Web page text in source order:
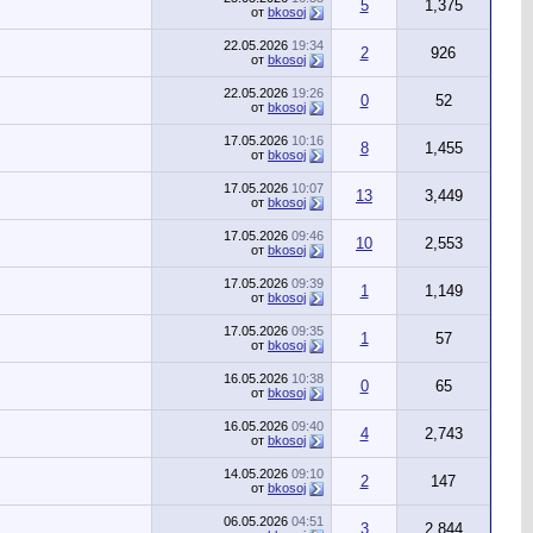
от bkosoj 5 1,375
22.05.2026 19:34
от bkosoj 2 926
22.05.2026 19:26
от bkosoj 0 52
17.05.2026 10:16
от bkosoj 8 1,455
17.05.2026 10:07
от bkosoj 13 3,449
17.05.2026 09:46
от bkosoj 10 2,553
17.05.2026 09:39
от bkosoj 1 1,149
17.05.2026 09:35
от bkosoj 1 57
16.05.2026 10:38
от bkosoj 0 65
16.05.2026 09:40
от bkosoj 4 2,743
14.05.2026 09:10
от bkosoj 2 147
06.05.2026 04:51
3 2,844